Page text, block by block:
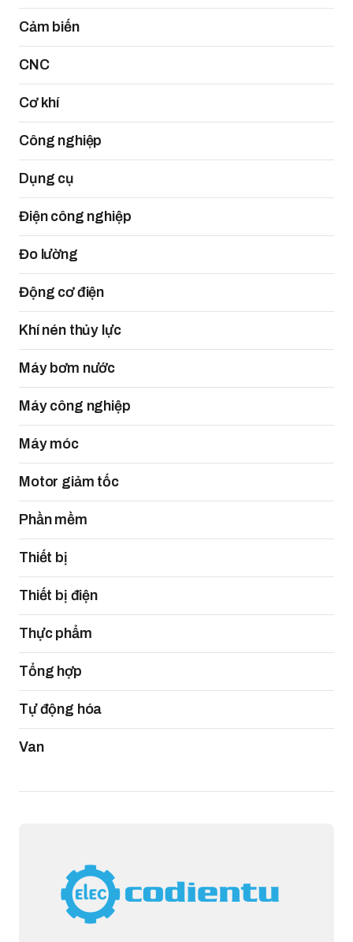
Cảm biến
CNC
Cơ khí
Công nghiệp
Dụng cụ
Điện công nghiệp
Đo lường
Động cơ điện
Khí nén thủy lực
Máy bơm nước
Máy công nghiệp
Máy móc
Motor giảm tốc
Phần mềm
Thiết bị
Thiết bị điện
Thực phẩm
Tổng hợp
Tự động hóa
Van